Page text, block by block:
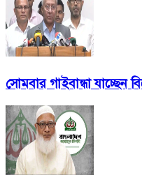
সোমবার গাইবান্ধা যাচ্ছেন